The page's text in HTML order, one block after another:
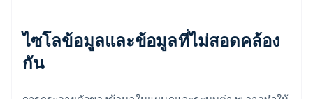
ไซโลข้อมูลและข้อมูลที่ไม่สอดคล้อง
กัน